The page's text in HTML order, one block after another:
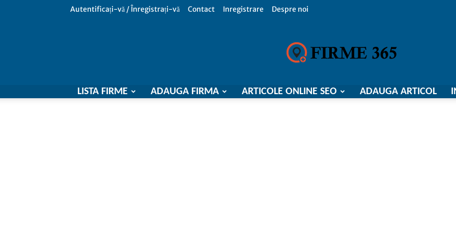
Autentificați-vă / Înregistrați-vă Contact Inregistrare Despre noi
Firme
LISTA FIRME ADAUGA FIRMA ARTICOLE ONLINE SEO ADAUGA ARTICOL